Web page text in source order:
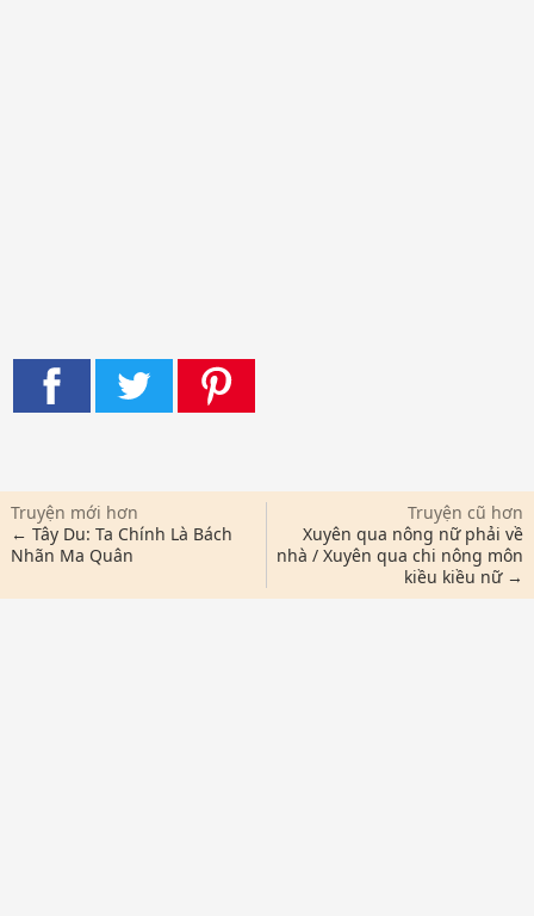
Truyện mới hơn
← Tây Du: Ta Chính Là Bách
Nhãn Ma Quân
Truyện cũ hơn
Xuyên qua nông nữ phải về
nhà / Xuyên qua chi nông môn
kiều kiều nữ →